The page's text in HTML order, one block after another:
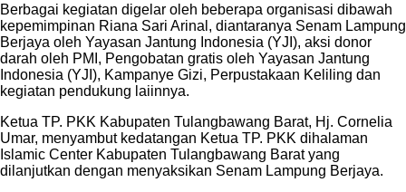
Berbagai kegiatan digelar oleh beberapa organisasi dibawah
kepemimpinan Riana Sari Arinal, diantaranya Senam Lampung
Berjaya oleh Yayasan Jantung Indonesia (YJI), aksi donor
darah oleh PMI, Pengobatan gratis oleh Yayasan Jantung
Indonesia (YJI), Kampanye Gizi, Perpustakaan Keliling dan
kegiatan pendukung laiinnya.
Ketua TP. PKK Kabupaten Tulangbawang Barat, Hj. Cornelia
Umar, menyambut kedatangan Ketua TP. PKK dihalaman
Islamic Center Kabupaten Tulangbawang Barat yang
dilanjutkan dengan menyaksikan Senam Lampung Berjaya.